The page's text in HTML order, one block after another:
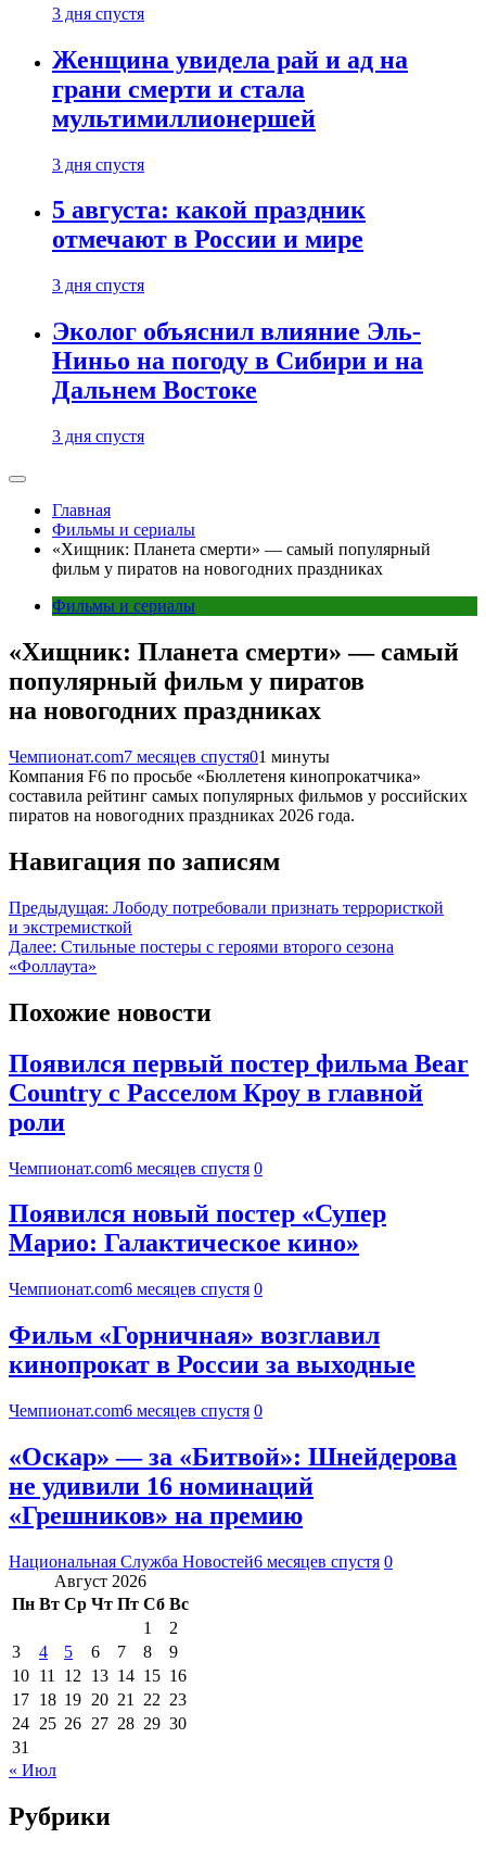
3 дня спустя
Женщина увидела рай и ад на
грани смерти и стала
мультимиллионершей
3 дня спустя
5 августа: какой праздник
отмечают в России и мире
3 дня спустя
Эколог объяснил влияние Эль-
Ниньо на погоду в Сибири и на
Дальнем Востоке
3 дня спустя
Главная
Фильмы и сериалы
«Хищник: Планета смерти» — самый популярный
фильм у пиратов на новогодних праздниках
Фильмы и сериалы
«Хищник: Планета смерти» — самый
популярный фильм у пиратов
на новогодних праздниках
Чемпионат.com7 месяцев спустя01 минуты
Компания F6 по просьбе «Бюллетеня кинопрокатчика»
составила рейтинг самых популярных фильмов у российских
пиратов на новогодних праздниках 2026 года.
Навигация по записям
Предыдущая: Лободу потребовали признать террористкой
и экстремисткой
Далее: Стильные постеры с героями второго сезона
«Фоллаута»
Похожие новости
Появился первый постер фильма Bear
Country с Расселом Кроу в главной
роли
Чемпионат.com6 месяцев спустя 0
Появился новый постер «Супер
Марио: Галактическое кино»
Чемпионат.com6 месяцев спустя 0
Фильм «Горничная» возглавил
кинопрокат в России за выходные
Чемпионат.com6 месяцев спустя 0
«Оскар» — за «Битвой»: Шнейдерова
не удивили 16 номинаций
«Грешников» на премию
Национальная Служба Новостей6 месяцев спустя 0
Август 2026
Пн Вт Ср Чт Пт Сб Вс
1
2
3
4 5 6 7 8
9
10 11 12 13 14 15 16
17 18 19 20 21 22 23
24 25 26 27 28 29 30
31
« Июл
Рубрики